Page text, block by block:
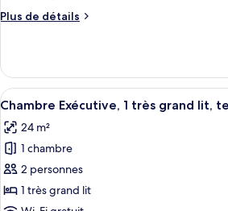
chambre :
lit
double
Plus de détails
Plus
le
type
de
Chambre
Classique,
lit
double
Afficher
toutes
les
photos
pour
ce
Une
6
Chambre Exécutive, 1 très grand lit,
24 m²
1 chambre
2 personnes
1 très grand lit